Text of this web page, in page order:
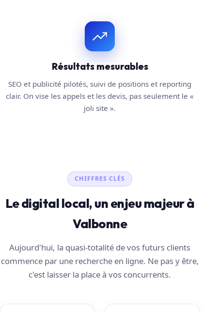
Résultats mesurables
SEO et publicité pilotés, suivi de positions et reporting
clair. On vise les appels et les devis, pas seulement le «
joli site ».
CHIFFRES CLÉS
Le digital local, un enjeu majeur à
Valbonne
Aujourd'hui, la quasi-totalité de vos futurs clients
commence par une recherche en ligne. Ne pas y être,
c'est laisser la place à vos concurrents.